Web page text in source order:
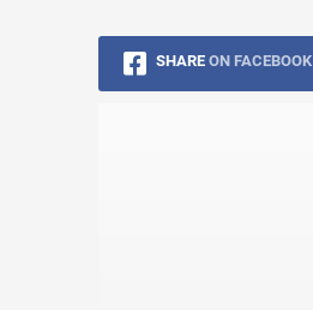
SHARE ON FACEBOOK